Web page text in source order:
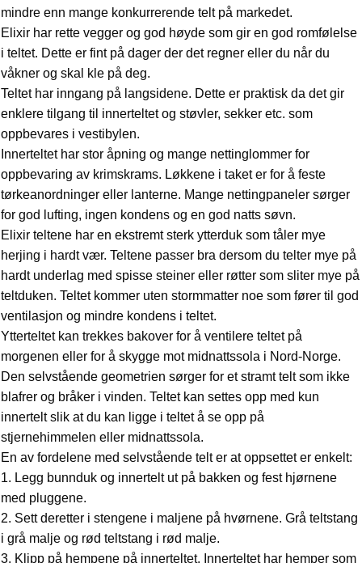
mindre enn mange konkurrerende telt på markedet.
Elixir har rette vegger og god høyde som gir en god romfølelse
i teltet. Dette er fint på dager der det regner eller du når du
våkner og skal kle på deg.
Teltet har inngang på langsidene. Dette er praktisk da det gir
enklere tilgang til innerteltet og støvler, sekker etc. som
oppbevares i vestibylen.
Innerteltet har stor åpning og mange nettinglommer for
oppbevaring av krimskrams. Løkkene i taket er for å feste
tørkeanordninger eller lanterne. Mange nettingpaneler sørger
for god lufting, ingen kondens og en god natts søvn.
Elixir teltene har en ekstremt sterk ytterduk som tåler mye
herjing i hardt vær. Teltene passer bra dersom du telter mye på
hardt underlag med spisse steiner eller røtter som sliter mye på
teltduken. Teltet kommer uten stormmatter noe som fører til god
ventilasjon og mindre kondens i teltet.
Ytterteltet kan trekkes bakover for å ventilere teltet på
morgenen eller for å skygge mot midnattssola i Nord-Norge.
Den selvstående geometrien sørger for et stramt telt som ikke
blafrer og bråker i vinden. Teltet kan settes opp med kun
innertelt slik at du kan ligge i teltet å se opp på
stjernehimmelen eller midnattssola.
En av fordelene med selvstående telt er at oppsettet er enkelt:
1. Legg bunnduk og innertelt ut på bakken og fest hjørnene
med pluggene.
2. Sett deretter i stengene i maljene på hvørnene. Grå teltstang
i grå malje og rød teltstang i rød malje.
3. Klipp på hempene på innerteltet. Innerteltet har hemper som